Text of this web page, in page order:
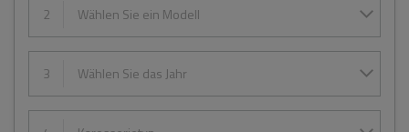
2 Wählen Sie ein Modell
3 Wählen Sie das Jahr